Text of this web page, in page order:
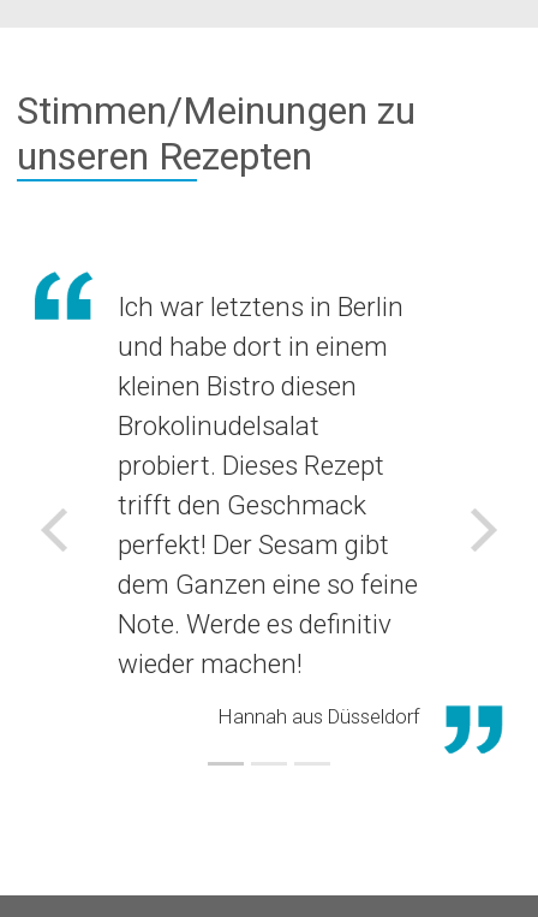
Stimmen/Meinungen zu
unseren Rezepten
Ich war letztens in Berlin
und habe dort in einem
kleinen Bistro diesen
Brokolinudelsalat
probiert. Dieses Rezept
trifft den Geschmack
perfekt! Der Sesam gibt
dem Ganzen eine so feine
Note. Werde es definitiv
wieder machen!
Hannah aus Düsseldorf
Voriges